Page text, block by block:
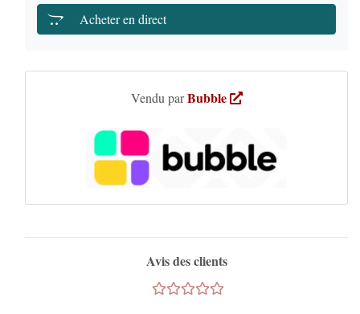
Acheter en direct
Vendu parBubble
Avis des clients